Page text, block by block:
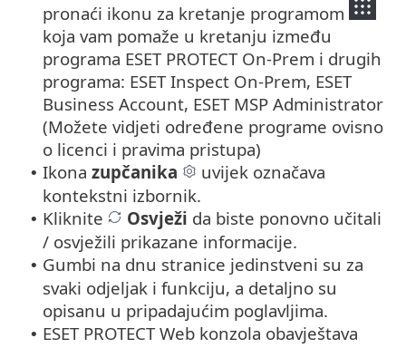
pronaći ikonu za kretanje programom
koja vam pomaže u kretanju između
programa ESET PROTECT On-Prem i drugih
programa: ESET Inspect On-Prem, ESET
Business Account, ESET MSP Administrator
(Možete vidjeti određene programe ovisno
o licenci i pravima pristupa)
• Ikona zupčanika
uvijek označava
kontekstni izbornik.
• Kliknite Osvježi da biste ponovno učitali
/ osvježili prikazane informacije.
• Gumbi na dnu stranice jedinstveni su za
svaki odjeljak i funkciju, a detaljno su
opisanu u pripadajućim poglavljima.
• ESET PROTECT Web konzola obavještava